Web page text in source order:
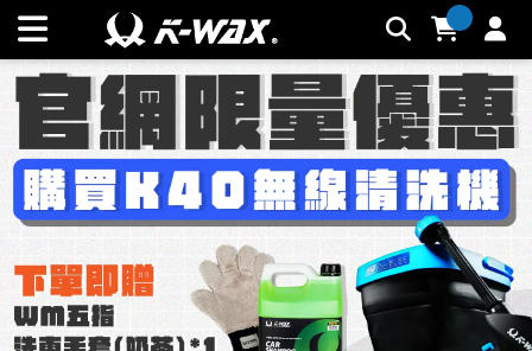
K-WAX凱閎國際股份有限公司｜台灣汽車美容材料領導品牌 |
K-WAX台灣汽車美容材料